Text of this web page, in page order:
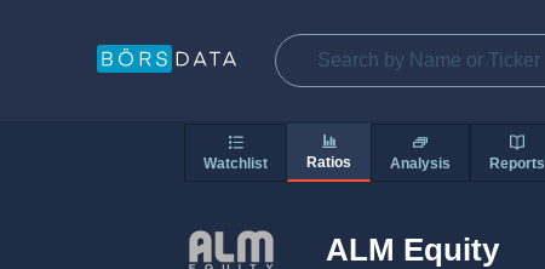
Watchlist Ratios Analysis Reports
ALM Equity